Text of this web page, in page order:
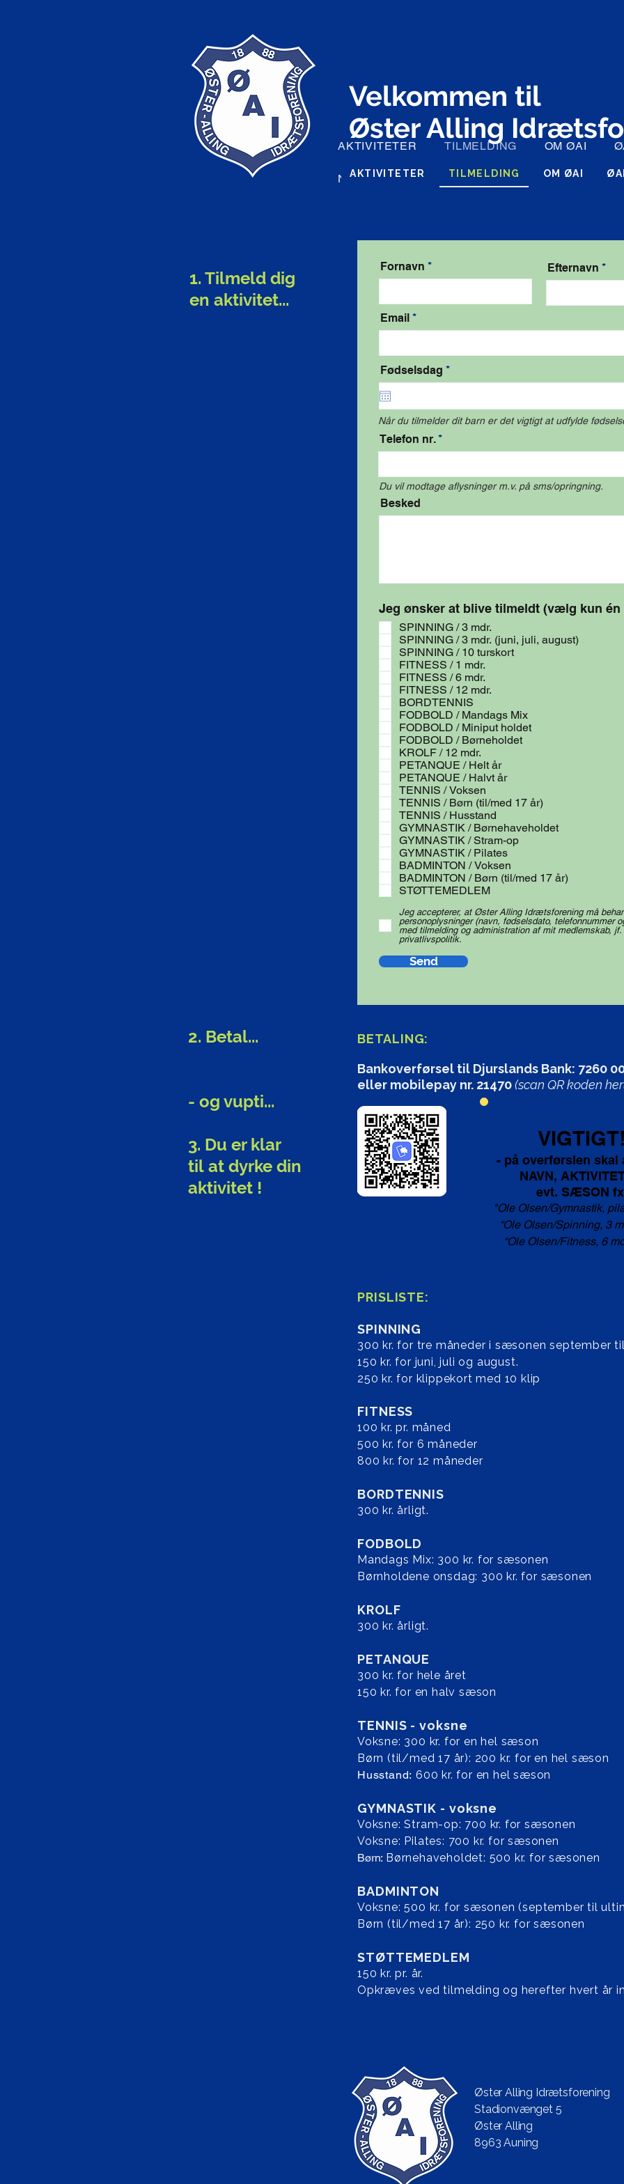
Velkommen til
Øster Alling
AKTIVITETER TILMELDING OM ØAI
AKTIVITETER TILMELDING OM ØAI
NYT FRA ØAI
1. Tilmeld dig
en aktivitet...
Fornavn Efternavn
Email
Fødselsdag *r
e
i
r
Når du tilmelder dit barn er det vigtigt at udfylde
Telefon nr.
Du vil modtage aflysninger m.v. på sms/opringning.
Besked
Jeg ønsker at blive tilmeldt (vælg kun én
SPINNING / 3 mdr.
SPINNING / 3 mdr. (juni, juli, august)
SPINNING / 10 turskort
FITNESS / 1 mdr.
FITNESS / 6 mdr.
FITNESS / 12 mdr.
BORDTENNIS
FODBOLD / Mandags Mix
FODBOLD / Miniput holdet
FODBOLD / Børneholdet
KROLF / 12 mdr.
PETANQUE / Helt år
PETANQUE / Halvt år
TENNIS / Voksen
TENNIS / Børn (til/med 17 år)
TENNIS / Husstand
GYMNASTIK / Børnehaveholdet
GYMNASTIK / Stram-op
GYMNASTIK / Pilates
BADMINTON / Voksen
BADMINTON / Børn (til/med 17 år)
STØTTEMEDLEM
Jeg accepterer, at Øster Alling Idrætsforening må
personoplysninger (navn, fødselsdato, telefonnummer
med tilmelding og administration af mit medlemskab, jf.
privatlivspolitik.
Send
2. Betal...
- og vupti...
3. Du er klar
til at dyrke din
aktivitet !
BETALING:
Bankoverførsel til Djurslands Bank: 7260
eller mobilepay nr. 21470(scan QR koden
- på overførslen skal
NAVN,
evt. SÆSON
"Ole Olsen/Gymnastik,
“Ole Olsen/Spinning, 3
“Ole Olsen/Fitness, 6
PRISLISTE:
SPINNING
300 kr. for tre måneder i sæsonen september
150 kr. for juni, juli og august.
250 kr. for klippekort med 10 klip
FITNESS
100 kr. pr. måned
500 kr. for 6 måneder
800 kr. for 12 måneder
BORDTENNIS
300 kr. årligt.
FODBOLD
Mandags Mix: 300 kr. for sæsonen
Børnholdene onsdag: 300 kr. for sæsonen
KROLF
300 kr. årligt.
PETANQUE
300 kr. for hele året
150 kr. for en halv sæson
TENNIS - voksne
Voksne: 300 kr. for en hel sæson
Børn (til/med 17 år): 200 kr. for en hel sæson
Husstand: 600 kr. for en hel sæson
GYMNASTIK - voksne
Voksne: Stram-op: 700 kr. for sæsonen
Voksne: Pilates: 700 kr. for sæsonen
Børn: Børnehaveholdet: 500 kr. for sæsonen
BADMINTON
Voksne: 500 kr. for sæsonen (september til
Børn (til/med 17 år): 250 kr. for sæsonen
STØTTEMEDLEM
150 kr. pr. år.
Opkræves ved tilmelding og herefter hvert år
Øster Alling Idrætsforening
Stadionvænget 5
Øster Alling
8963 Auning